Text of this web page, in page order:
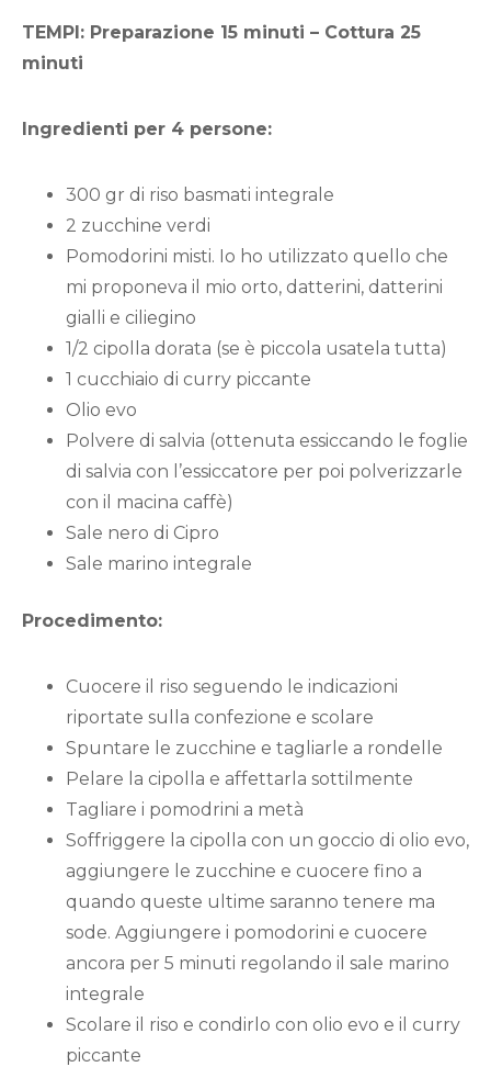
TEMPI: Preparazione 15 minuti – Cottura 25
minuti
Ingredienti per 4 persone:
300 gr di riso basmati integrale
2 zucchine verdi
Pomodorini misti. Io ho utilizzato quello che
mi proponeva il mio orto, datterini, datterini
gialli e ciliegino
1/2 cipolla dorata (se è piccola usatela tutta)
1 cucchiaio di curry piccante
Olio evo
Polvere di salvia (ottenuta essiccando le foglie
di salvia con l’essiccatore per poi polverizzarle
con il macina caffè)
Sale nero di Cipro
Sale marino integrale
Procedimento:
Cuocere il riso seguendo le indicazioni
riportate sulla confezione e scolare
Spuntare le zucchine e tagliarle a rondelle
Pelare la cipolla e affettarla sottilmente
Tagliare i pomodrini a metà
Soffriggere la cipolla con un goccio di olio evo,
aggiungere le zucchine e cuocere fino a
quando queste ultime saranno tenere ma
sode. Aggiungere i pomodorini e cuocere
ancora per 5 minuti regolando il sale marino
integrale
Scolare il riso e condirlo con olio evo e il curry
piccante